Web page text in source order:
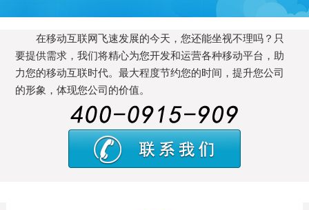
在移动互联网飞速发展的今天，您还能坐视不理吗？只
要提供需求，我们将精心为您开发和运营各种移动平台，助
力您的移动互联时代。最大程度节约您的时间，提升您公司
的形象，体现您公司的价值。